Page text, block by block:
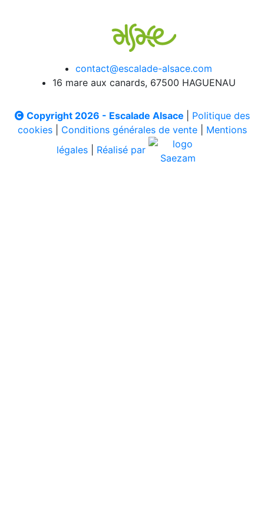
contact@escalade-alsace.com
16 mare aux canards, 67500 HAGUENAU
Copyright 2026 - Escalade Alsace
Politique des
cookies| Conditions générales de vente| Mentions
légales
Réalisé par